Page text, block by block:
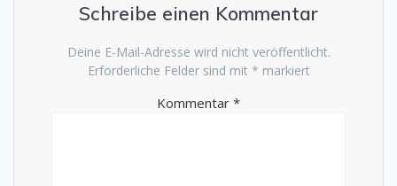
Schreibe einen Kommentar
Deine E-Mail-Adresse wird nicht veröffentlicht.
Erforderliche Felder sind mit * markiert
Kommentar *